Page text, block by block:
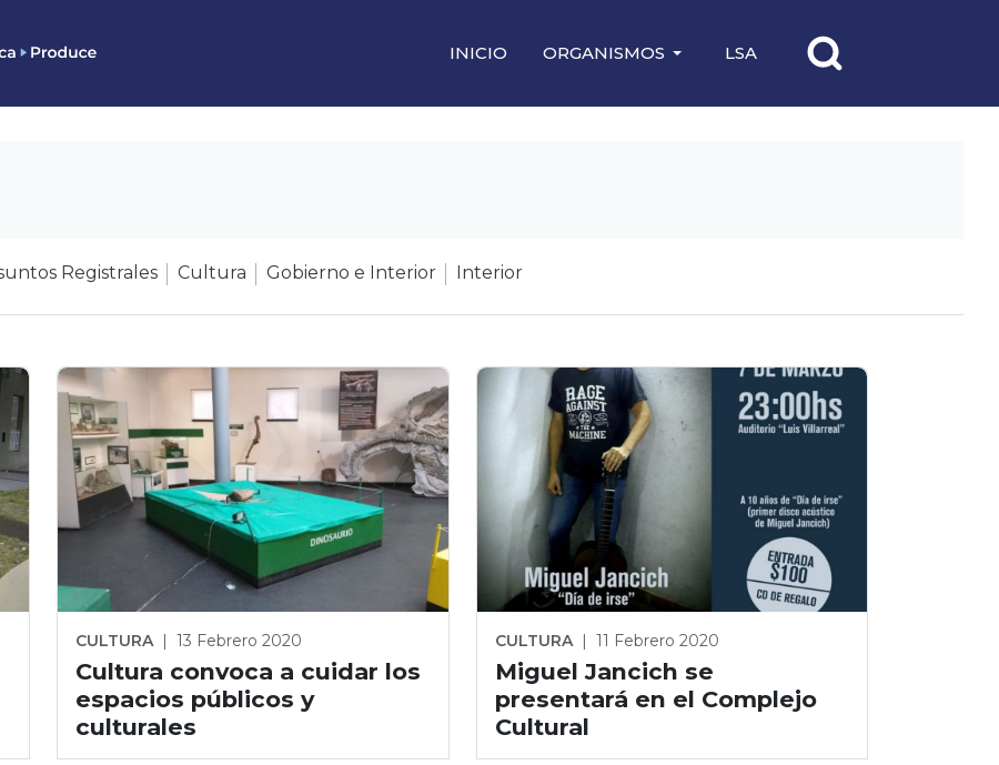
INICIO ORGANISMOS LSA
Registrales Cultura Gobierno e Interior Interior
CULTURA | 13 Febrero 2020
Cultura convoca a cuidar los
espacios públicos y
culturales
CULTURA | 11 Febrero 2020
Miguel Jancich se
presentará en el Complejo
Cultural